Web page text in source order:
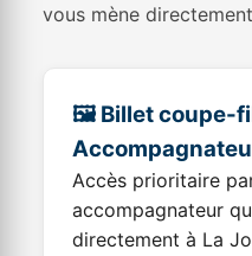
vous mène
🖼️ Billet coupe-
Accès prioritaire
accompagnateur
directement à La